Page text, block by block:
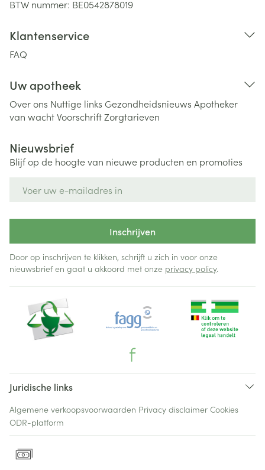
BTW nummer: BE0542878019
Klantenservice
FAQ
Uw apotheek
Over ons Nuttige links Gezondheidsnieuws Apotheker
van wachtVoorschriftZorgtarieven
Nieuwsbrief
Blijf op de hoogte van nieuwe producten en promoties
Inschrijven
Door op inschrijven te klikken, schrijft u zich in voor onze
nieuwsbrief en gaat u akkoord met onze privacy policy.
Juridische links
Algemene verkoopsvoorwaarden Privacy disclaimer Cookies
ODR-platform